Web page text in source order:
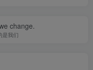
change.
是我们